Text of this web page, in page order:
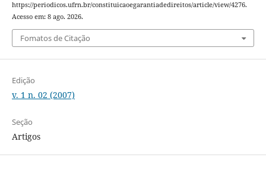
https://periodicos.ufrn.br/constituicaoegarantiadedireitos/article/view/4276.
Acesso em: 8 ago. 2026.
Fomatos de Citação
Edição
v. 1 n. 02 (2007)
Seção
Artigos